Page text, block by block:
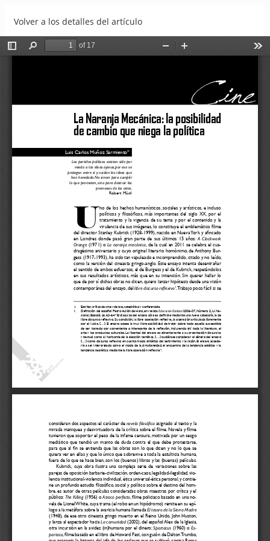
Volver a los detalles del artículo
La Naranja Mecánica: la posibilidad de cambio que niega la
DescargarDescargar PDF